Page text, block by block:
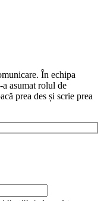
În echipa
asumat rolul de
prea des și scrie prea